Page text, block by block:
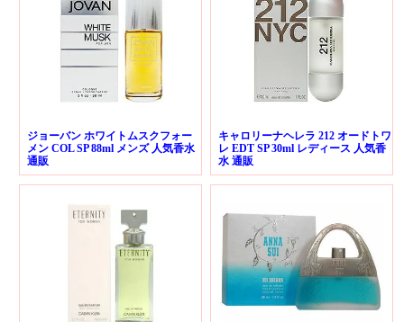
ジョーバン ホワイトムスクフォー
メン COL SP 88ml メンズ 人気香水
通販
キャロリーナヘレラ 212 オードトワ
レ EDT SP 30ml レディース 人気香
水 通販